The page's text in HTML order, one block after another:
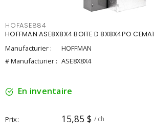
HOFASE884
HOFFMAN ASE8X8X4 BOITE D 8X8X4PO CEMA1
Manufacturier :
HOFFMAN
# Manufacturier : ASE8X8X4
En inventaire
Prix 15,85 $ / ch